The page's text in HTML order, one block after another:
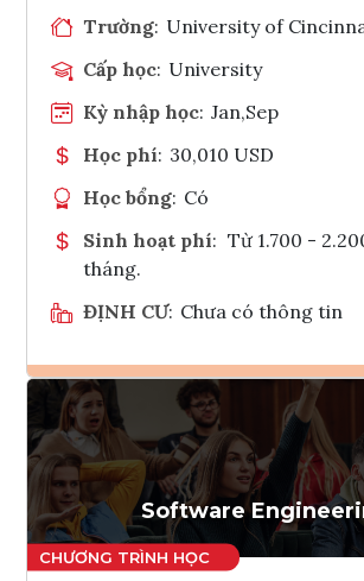
Trường: University of
Cấp học: University
Kỳ nhập học: Jan,Sep
Học phí: 30,010 USD
Học bổng: Có
Sinh hoạt phí: Từ 1.700 -
tháng.
ĐỊNH CƯ: Chưa có thông tin
Ghi danh
Tham vấn Interlink
Software